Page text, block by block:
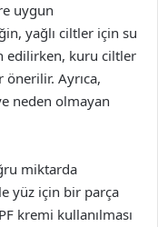
uygun
yağlı ciltler için su
edilirken, kuru ciltler
Ayrıca,
neden olmayan
miktarda
yüz için bir parça
kremi kullanılması